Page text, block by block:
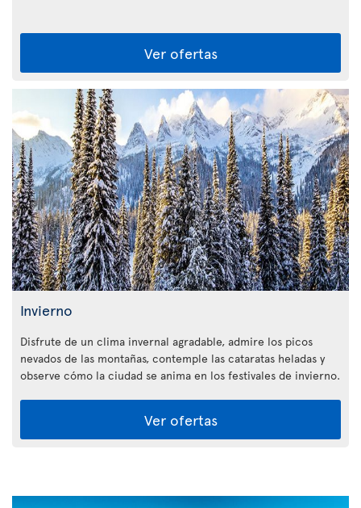
Ver ofertas
Invierno
Disfrute de un clima invernal agradable, admire los picos
nevados de las montañas, contemple las cataratas heladas y
observe cómo la ciudad se anima en los festivales de invierno.
Ver ofertas